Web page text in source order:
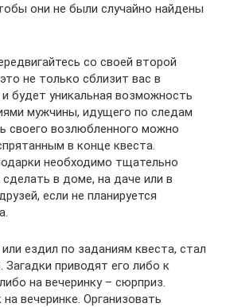
они не были случайно найдены
со своей второй
не только сблизит вас в
будет уникальная возможность
мужчины, идущего по следам
своего возлюбленного можно
в конце квеста.
необходимо тщательно
в доме, на даче или в
если не планируется
ездил по заданиям квеста, стал
Загадки приводят его либо к
на вечеринку – сюрприз.
вечеринке. Организовать